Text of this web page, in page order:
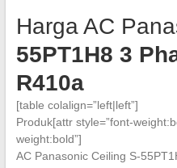
Harga AC
55PT1H8 3
R410a
[table colalign=”left|left”]
Produk[attr style=”font-
weight:bold”]
AC Panasonic Ceiling S-